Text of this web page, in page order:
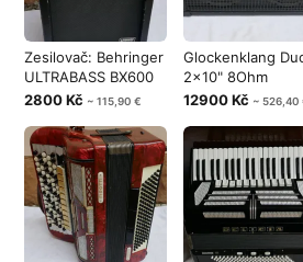
Zesilovač: Behringer
ULTRABASS BX600
2800 Kč ~ 115,90 €
Glockenklang
2x10" 8Ohm
12900 Kč ~ 526,40